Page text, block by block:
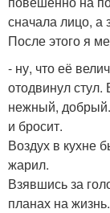
сначала лицо, а
После этого я
- ну, что её
отодвинул
нежный,
и бросит.
Воздух в кухне
жарил.
Взявшись за
планах на жизнь.